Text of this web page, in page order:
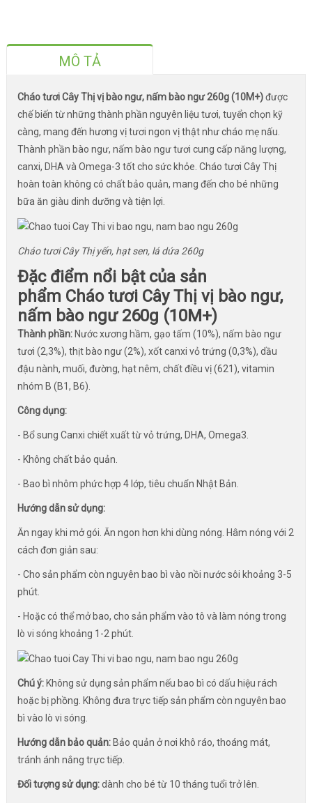
MÔ TẢ
Cháo tươi Cây Thị vị bào ngư, nấm bào ngư 260g(10M+)được
chế biến từ những thành phần nguyên liệu tươi, tuyển chọn kỹ
càng, mang đến hương vị tươi ngon vị thật như cháo mẹ nấu.
Thành phần bào ngư, nấm bào ngư tươi cung cấp năng lượng,
canxi, DHA và Omega-3 tốt cho sức khỏe. Cháo tươi Cây Thị
hoàn toàn không có chất bảo quản, mang đến cho bé những
bữa ăn giàu dinh dưỡng và tiện lợi.
Cháo tươi Cây Thị yến, hạt sen, lá dứa 260g
Đặc điểm nổi bật của sản
phẩm Cháo tươi Cây Thị vị bào ngư,
nấm bào ngư 260g (10M+)
Thành phần: Nước xương hầm, gạo tấm (10%), nấm bào ngư
tươi (2,3%), thịt bào ngư (2%), xốt canxi vỏ trứng (0,3%), dầu
đậu nành, muối, đường, hạt nêm, chất điều vị (621), vitamin
nhóm B (B1, B6).
Công dụng:
- Bổ sung Canxi chiết xuất từ vỏ trứng, DHA, Omega3.
- Không chất bảo quản.
- Bao bì nhôm phức hợp 4 lớp, tiêu chuẩn Nhật Bản.
Hướng dẫn sử dụng:
Ăn ngay khi mở gói. Ăn ngon hơn khi dùng nóng. Hâm nóng với 2
cách đơn giản sau:
- Cho sản phẩm còn nguyên bao bì vào nồi nước sôi khoảng 3-5
phút.
- Hoặc có thể mở bao, cho sản phẩm vào tô và làm nóng trong
lò vi sóng khoảng 1-2 phút.
Chú ý:Không sử dụng sản phẩm nếu bao bì có dấu hiệu rách
hoặc bị phồng. Không đưa trực tiếp sản phẩm còn nguyên bao
bì vào lò vi sóng.
Hướng dẫn bảo quản:Bảo quản ở nơi khô ráo, thoáng mát,
tránh ánh nắng trực tiếp.
Đối tượng sử dụng:dành cho bé từ 10 tháng tuổi trở lên.